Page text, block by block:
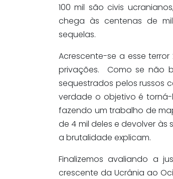
100 mil são civis
chega às centenas de
sequelas.
Acrescente-se a esse
privações. Como se não
sequestrados pelos russos
verdade o objetivo é torná-
fazendo um trabalho de
de 4 mil deles e devolver às
a brutalidade explicam.
Finalizemos avaliando a
crescente da Ucrânia ao